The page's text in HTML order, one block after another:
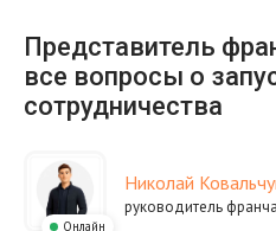
Представитель
все вопросы о
сотрудничества
Онлайн
Николай
руководитель